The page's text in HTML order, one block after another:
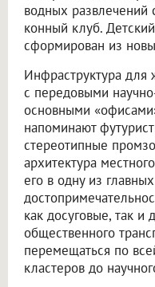
водных
конный клуб.
сформирован из
Инфраструктура для
с передовыми
основными
напоминают
стереотипные
архитектура
его в одну из
как досуговые, так
общественного
перемещаться по
кластеров до